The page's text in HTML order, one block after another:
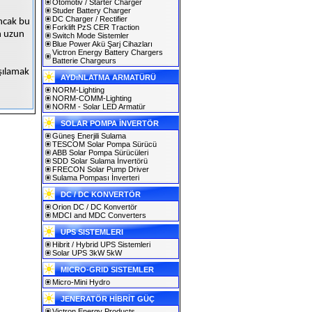
bu
uzun
Otomotiv / Starter Charger
Studer Battery Charger
DC Charger / Rectifier
Forklift PzS CER Traction
Switch Mode Sistemler
Blue Power Akü Şarj Cihazları
Victron Energy Battery Chargers
Batterie Chargeurs
AYDıNLATMA ARMATÜRÜ
NORM-Lighting
NORM-COMM-Lighting
NORM - Solar LED Armatür
SOLAR POMPA İNVERTÖR
Güneş Enerjili Sulama
TESCOM Solar Pompa Sürücü
ABB Solar Pompa Sürücüleri
SDD Solar Sulama İnvertörü
FRECON Solar Pump Driver
Sulama Pompası İnverteri
DC / DC KONVERTÖR
Orion DC / DC Konvertör
MDCI and MDC Converters
UPS SISTEMLERI
Hibrit / Hybrid UPS Sistemleri
Solar UPS 3kW 5kW
MICRO-GRID SISTEMLER
Micro-Mini Hydro
JENERATÖR HİBRİT GÜÇ